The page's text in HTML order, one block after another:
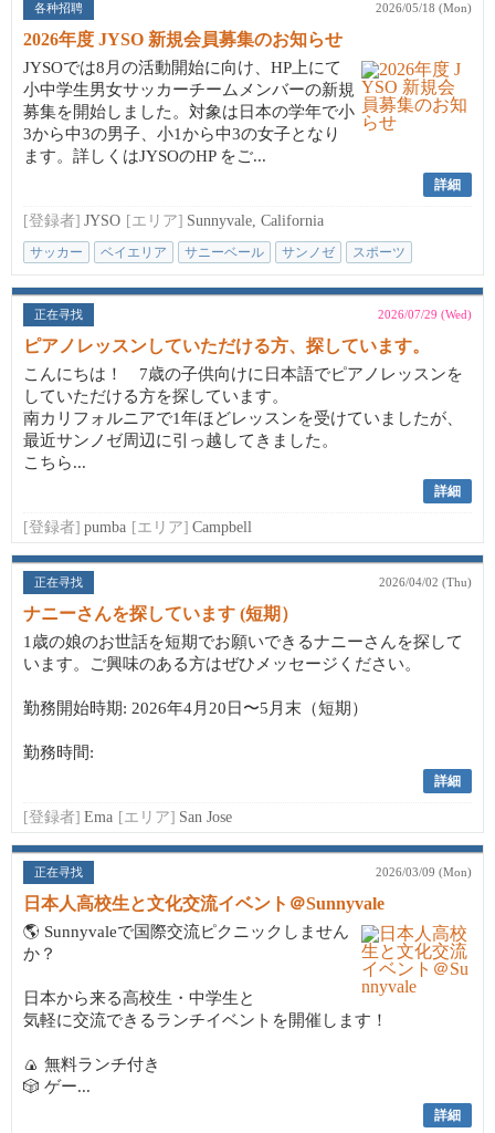
各种招聘 2026/05/18 (Mon)
2026年度 JYSO 新規会員募集のお知らせ
JYSOでは8月の活動開始に向け、HP上にて
小中学生男女サッカーチームメンバーの新規
募集を開始しました。対象は日本の学年で小
3から中3の男子、小1から中3の女子となり
ます。詳しくはJYSOのHP をご...
詳細
[登録者] JYSO [エリア] Sunnyvale, California
サッカー ベイエリア サニーベール サンノゼ スポーツ
正在寻找 2026/07/29 (Wed)
ピアノレッスンしていただける方、探しています。
こんにちは！ 7歳の子供向けに日本語でピアノレッスンを
していただける方を探しています。
南カリフォルニアで1年ほどレッスンを受けていましたが、
最近サンノゼ周辺に引っ越してきました。
こちら...
詳細
[登録者] pumba [エリア] Campbell
正在寻找 2026/04/02 (Thu)
ナニーさんを探しています (短期）
1歳の娘のお世話を短期でお願いできるナニーさんを探して
います。ご興味のある方はぜひメッセージください。
勤務開始時期: 2026年4月20日〜5月末（短期）
勤務時間:
詳細
[登録者] Ema [エリア] San Jose
正在寻找 2026/03/09 (Mon)
日本人高校生と文化交流イベント＠Sunnyvale
🌎 Sunnyvaleで国際交流ピクニックしません
か？
日本から来る高校生・中学生と
気軽に交流できるランチイベントを開催します！
🍙 無料ランチ付き
🎲 ゲー...
詳細